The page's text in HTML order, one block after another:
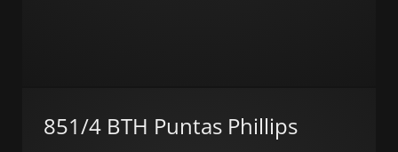
851/4 BTH Puntas Phillips